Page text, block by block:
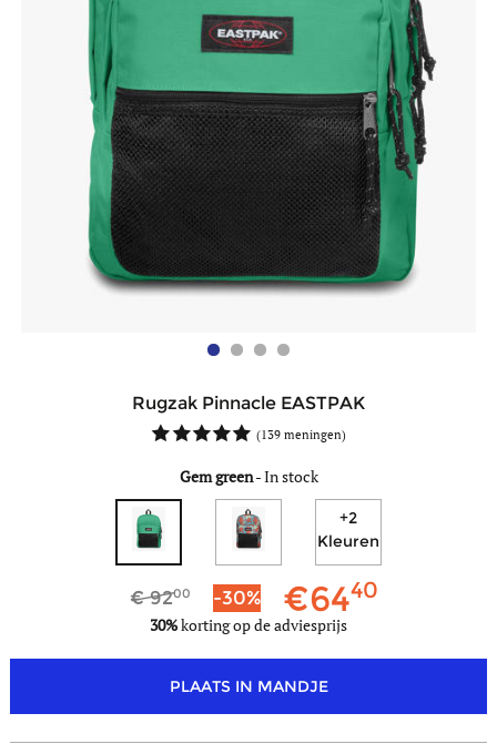
Rugzak Pinnacle EASTPAK
(139 meningen)
Gem green-In stock
+2
Kleuren
minder
kleuren
9200 -30% 6440
30%korting op de adviesprijs
PLAATS IN MANDJE